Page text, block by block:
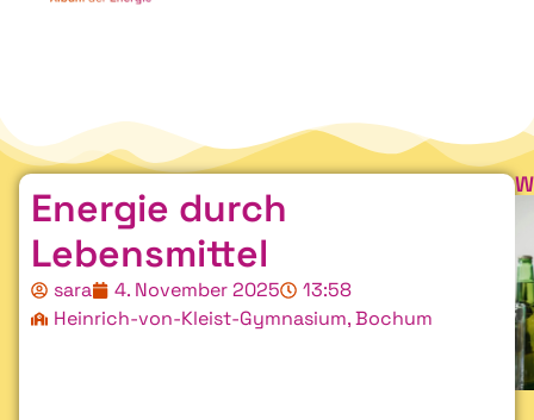
Energie durch
Lebensmittel
sara 4. November 2025
13:58
Heinrich-von-Kleist-Gymnasium, Bochum